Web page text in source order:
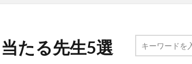
たる先生5選